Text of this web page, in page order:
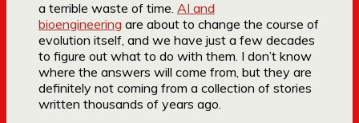
a terrible waste of time. AI and
bioengineering are about to change the course of
evolution itself, and we have just a few decades
to figure out what to do with them. I don’t know
where the answers will come from, but they are
definitely not coming from a collection of stories
written thousands of years ago.